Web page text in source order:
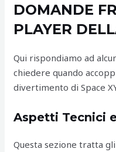
DOMANDE
PLAYER
Qui rispondiamo ad
chiedere quando
divertimento di Space
Aspetti Tecnici
Questa sezione tratta